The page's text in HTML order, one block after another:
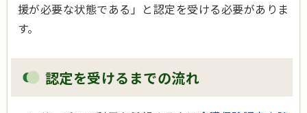
援が必要な状態である」と認定を受ける必要がありま
す。
認定を受けるまでの流れ